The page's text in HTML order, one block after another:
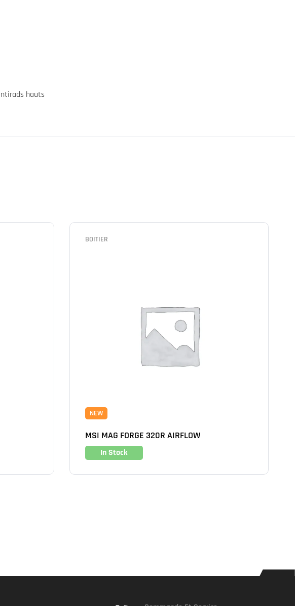
hauts
BOITIER
NEW
MSI MAG FORGE 320R AIRFLOW
In Stock